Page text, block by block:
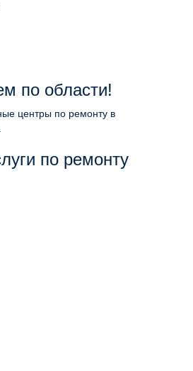
по области!
центры по ремонту в
по ремонту